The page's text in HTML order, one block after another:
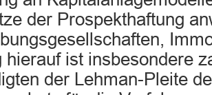
der Prospekthaftung
hierauf ist insbesondere
der Lehman-Pleite